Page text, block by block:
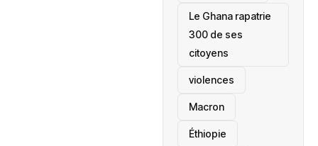
Le Ghana rapatrie
300 de ses
citoyens
violences
Macron
Éthiopie